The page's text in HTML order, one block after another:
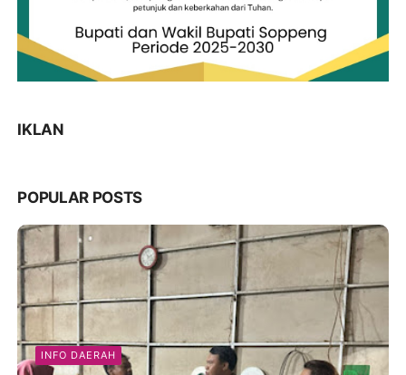
IKLAN
POPULAR POSTS
INFO DAERAH